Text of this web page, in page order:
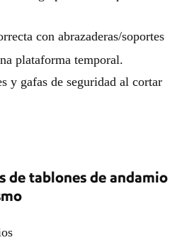
con abrazaderas/soportes
plataforma temporal.
y gafas de seguridad al cortar
de tablones de andamio